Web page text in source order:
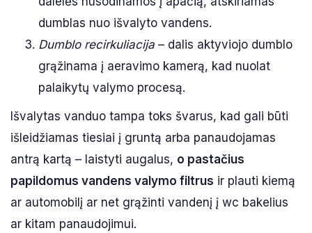
dumblas nuo išvalyto vandens.
Dumblo recirkuliacija – dalis aktyviojo dumblo
grąžinama į aeravimo kamerą, kad nuolat
palaikytų valymo procesą.
Išvalytas vanduo tampa toks švarus, kad gali būti
išleidžiamas tiesiai į gruntą arba panaudojamas
antrą kartą – laistyti augalus, o pastačius
papildomus vandens valymo filtrus ir plauti kiemą
ar automobilį ar net grąžinti vandenį į wc bakelius
ar kitam panaudojimui.